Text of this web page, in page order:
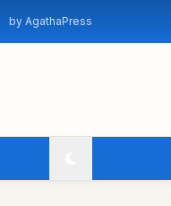
by AgathaPress